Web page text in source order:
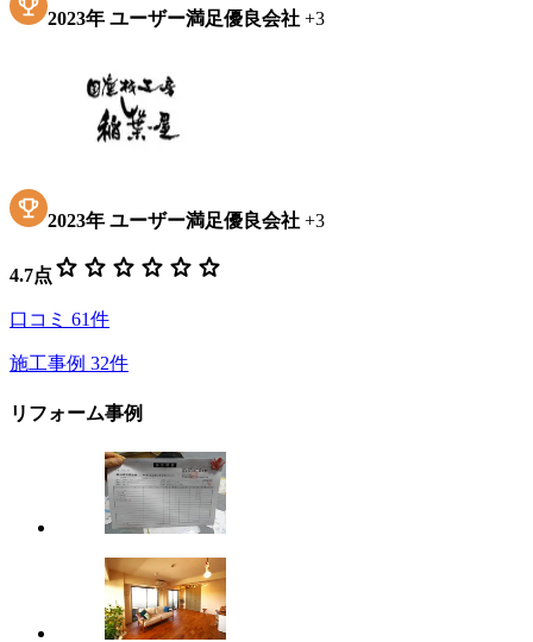
2023年 ユーザー満足優良会社 +3
2023年 ユーザー満足優良会社 +3
4.7点 star star star star star star
口コミ 61件
施工事例 32件
リフォーム事例